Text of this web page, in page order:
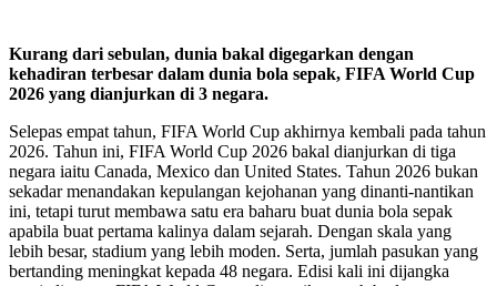
Kurang dari sebulan, dunia bakal digegarkan dengan
kehadiran terbesar dalam dunia bola sepak, FIFA World Cup
2026 yang dianjurkan di 3 negara.
Selepas empat tahun, FIFA World Cup akhirnya kembali pada tahun
2026. Tahun ini, FIFA World Cup 2026 bakal dianjurkan di tiga
negara iaitu Canada, Mexico dan United States. Tahun 2026 bukan
sekadar menandakan kepulangan kejohanan yang dinanti-nantikan
ini, tetapi turut membawa satu era baharu buat dunia bola sepak
apabila buat pertama kalinya dalam sejarah. Dengan skala yang
lebih besar, stadium yang lebih moden. Serta, jumlah pasukan yang
bertanding meningkat kepada 48 negara. Edisi kali ini dijangka